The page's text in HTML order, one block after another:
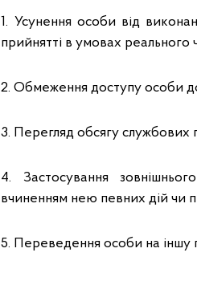
1. Усунення особи від
прийнятті в умовах реального
2. Обмеження доступу особи
3. Перегляд обсягу
4. Застосування
вчиненням нею певних дій чи
5. Переведення особи на іншу